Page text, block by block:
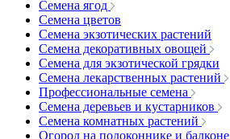
Семена ягод
Семена цветов
Семена экзотических растений
Семена декоративных овощей
Семена для экзотической грядки
Семена лекарственных растений
Профессиональные семена
Семена деревьев и кустарников
Семена комнатных растений
Огород на подоконнике и балконе